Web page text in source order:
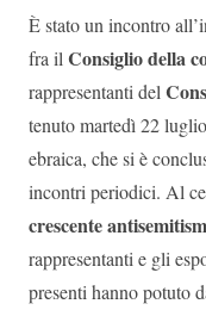
È stato un incontro
fra il Consiglio della
rappresentanti del
tenuto martedì 22
ebraica, che si è
incontri periodici. Al
crescente
rappresentanti e gli
presenti hanno potuto